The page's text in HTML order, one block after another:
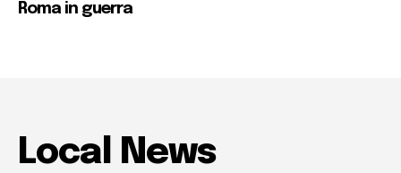
Roma in guerra
Local News